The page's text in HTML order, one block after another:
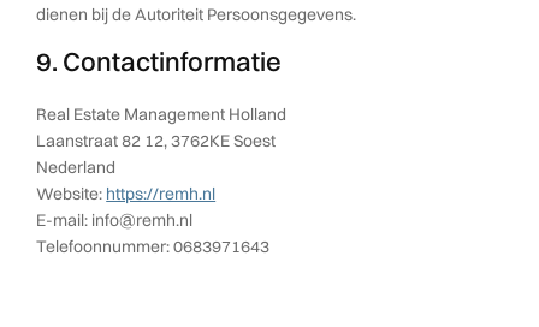
dienen bij de Autoriteit Persoonsgegevens.
9. Contactinformatie
Real Estate Management Holland
Laanstraat 82 12, 3762KE Soest
Nederland
Website: https://remh.nl
E-mail: info@remh.nl
Telefoonnummer: 0683971643